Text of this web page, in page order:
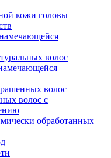
кожи головы
волос
волос
волос с
обработанных